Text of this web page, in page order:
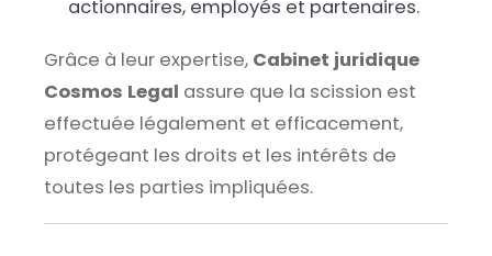
actionnaires, employés et partenaires.
Grâce à leur expertise, Cabinet juridique
Cosmos Legal assure que la scission est
effectuée légalement et efficacement,
protégeant les droits et les intérêts de
toutes les parties impliquées.